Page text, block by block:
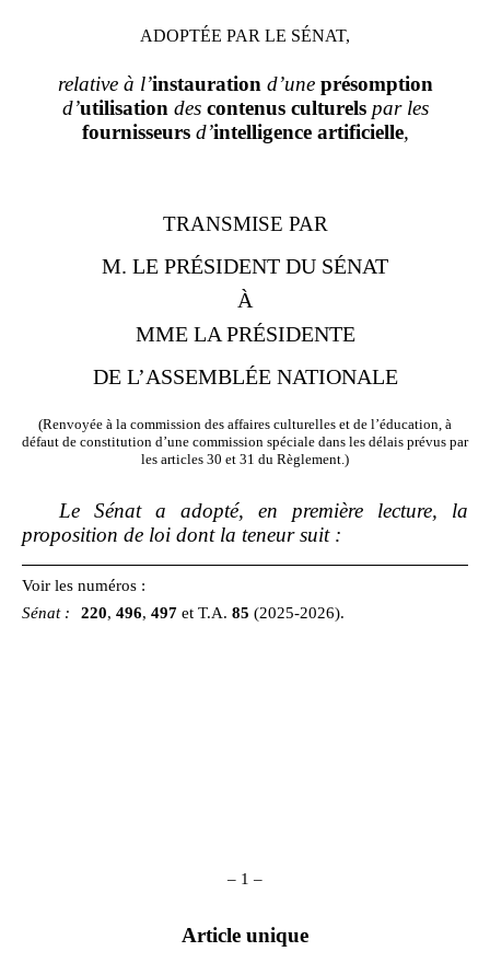
ADOPTÉE PAR LE SÉNAT,
relative à l’instauration d’uneprésomption
d’utilisation descontenus culturelspar les
fournisseursd’intelligence artificielle,
TRANSMISE PAR
M. LE PRÉSIDENT DU SÉNAT
À
MME LA PRÉSIDENTE
DE L’ASSEMBLÉE NATIONALE
(Renvoyée à la commission des affaires culturelles et de l’éducation, à
défaut de constitution d’une commission spéciale dans les délais prévus par
les articles 30 et 31 du Règlement.)
Le Sénat a adopté, en première lecture, la
proposition de loi dont la teneur suit :
Voir les numéros :
Sénat : 220, 496,497et T.A.85 (2025‑2026).
– 1 –
Article unique